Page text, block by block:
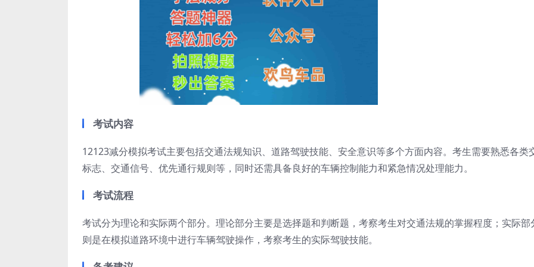
考试内容
12123减分模拟考试主要包括交通法规知识、道路驾驶技能、安全意识等多个方面内容。考生需要熟悉各类
标志、交通信号、优先通行规则等，同时还需具备良好的车辆控制能力和紧急情况处理能力。
考试流程
考试分为理论和实际两个部分。理论部分主要是选择题和判断题，考察考生对交通法规的掌握程度；实际部
则是在模拟道路环境中进行车辆驾驶操作，考察考生的实际驾驶技能。